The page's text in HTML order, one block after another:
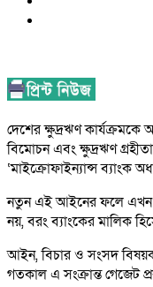
দেশের ক্ষুদ্রঋণ কার্যক্রমকে
বিমোচন এবং ক্ষুদ্রঋণ
‘মাইক্রোফাইন্যান্স ব্যাংক
নতুন এই আইনের ফলে এখন
নয়, বরং ব্যাংকের মালিক
আইন, বিচার ও সংসদ বিষয়ক
গতকাল এ সংক্রান্ত গেজেট